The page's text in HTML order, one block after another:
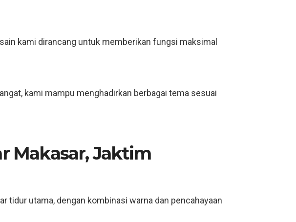
kami dirancang untuk memberikan fungsi maksimal
kami mampu menghadirkan berbagai tema sesuai
Makasar, Jaktim
tidur utama, dengan kombinasi warna dan pencahayaan